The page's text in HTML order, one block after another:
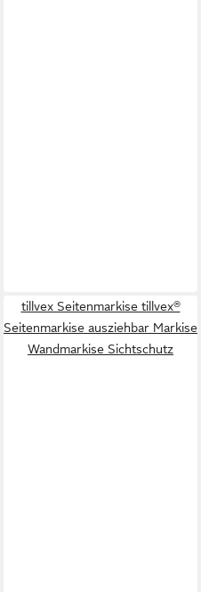
tillvex Seitenmarkise tillvex®
Seitenmarkise ausziehbar Markise
Wandmarkise Sichtschutz